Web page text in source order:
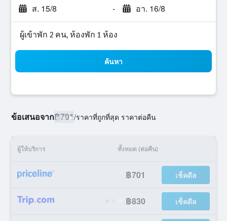
ส. 15/8 - อา. 16/8
ผู้เข้าพัก 2 คน, ห้องพัก 1 ห้อง
ค้นหา
ข้อเสนอจาก฿701/ราคาที่ถูกที่สุด ราคาต่อคืน
ผู้ให้บริการ ทั้งหมด (ต่อคืน)
฿701 เช็คดีล
฿830 เช็คดีล